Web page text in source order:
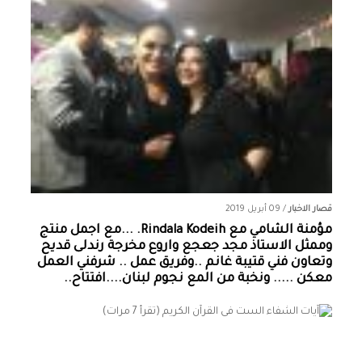
قصار الاخبار/ 09 أبريل 2019
مؤمنة الشامي‏ مع ‏‎Rindala Kodeih‎‏. ...مع اجمل منتج
وممثل الاستاذ مجد جعجع واروع مخرجة رندلى قديح
وتعاون فني قتيبة غانم ..وفريق عمل .. شرفني العمل
معكن ..... ونخبة من المع نجوم لبنان....افتتاح..